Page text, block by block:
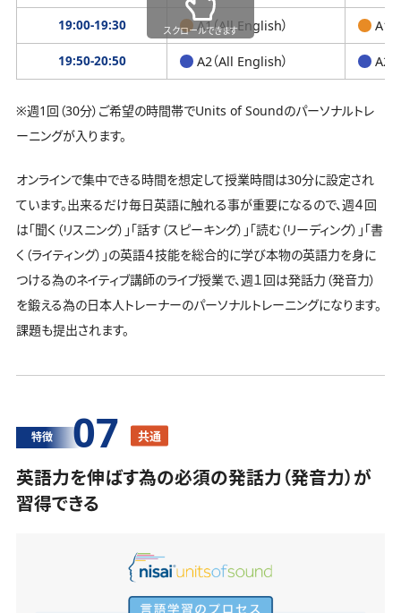
19:00-19:30 A1（All English） A1
19:50-20:50 A2（All English） A2
スクロールできます
※週1回（30分）ご希望の時間帯でUnits of Soundのパーソナルトレ
ーニングが入ります。
オンラインで集中できる時間を想定して授業時間は30分に設定され
ています。出来るだけ毎日英語に触れる事が重要になるので、週４回
は「聞く（リスニング）」「話す（スピーキング）」「読む（リーディング）」「書
く（ライティング）」の英語４技能を総合的に学び本物の英語力を身に
つける為のネイティブ講師のライブ授業で、週１回は発話力（発音力）
を鍛える為の日本人トレーナーのパーソナルトレーニングになります。
課題も提出されます。
特徴 07 共通
英語力を伸ばす為の必須の発話力（発音力）が
習得できる